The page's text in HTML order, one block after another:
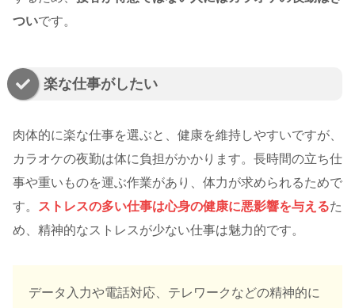
ついです。
楽な仕事がしたい
肉体的に楽な仕事を選ぶと、健康を維持しやすいですが、
カラオケの夜勤は体に負担がかかります。長時間の立ち仕
事や重いものを運ぶ作業があり、体力が求められるためで
す。
ストレスの多い仕事は心身の健康に悪影響を与えるた
め、精神的なストレスが少ない仕事は魅力的です。
データ入力や電話対応、テレワークなどの精神的に